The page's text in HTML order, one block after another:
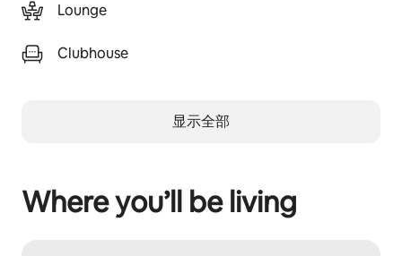
Lounge
Clubhouse
显示全部
Where you’ll be living